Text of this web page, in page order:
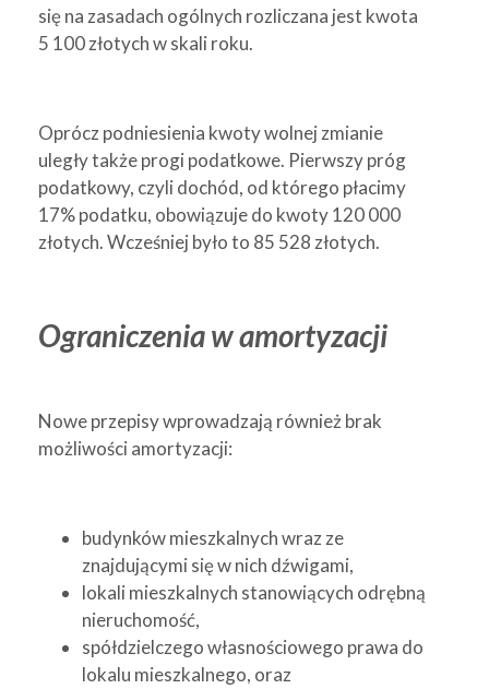
się na zasadach ogólnych rozliczana jest kwota
5 100 złotych w skali roku.
Oprócz podniesienia kwoty wolnej zmianie
uległy także progi podatkowe. Pierwszy próg
podatkowy, czyli dochód, od którego płacimy
17% podatku, obowiązuje do kwoty 120 000
złotych. Wcześniej było to 85 528 złotych.
Ograniczenia w amortyzacji
Nowe przepisy wprowadzają również brak
możliwości amortyzacji:
budynków mieszkalnych wraz ze
znajdującymi się w nich dźwigami,
lokali mieszkalnych stanowiących odrębną
nieruchomość,
spółdzielczego własnościowego prawa do
lokalu mieszkalnego, oraz